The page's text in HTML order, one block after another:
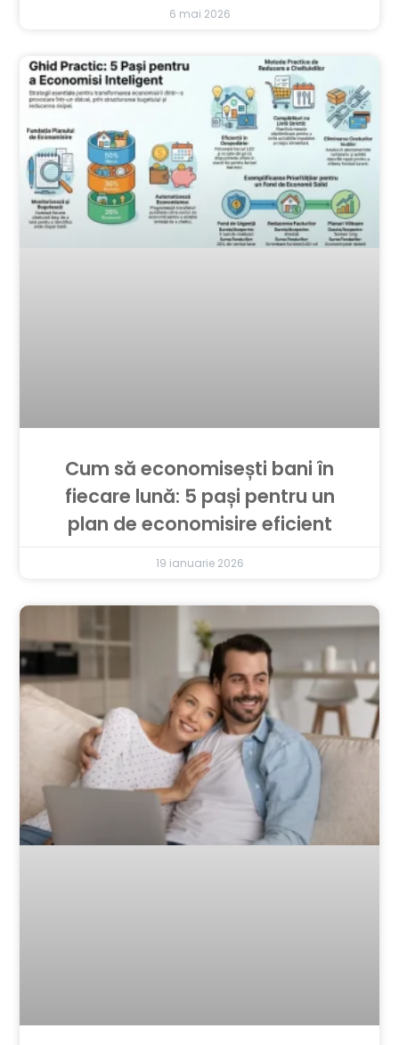
6 mai 2026
Cum să economisești bani în
fiecare lună: 5 pași pentru un
plan de economisire eficient
19 ianuarie 2026